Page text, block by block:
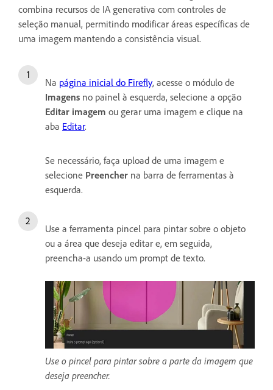
combina recursos de IA generativa com controles de
seleção manual, permitindo modificar áreas específicas de
uma imagem mantendo a consistência visual.
Na página inicial do Firefly, acesse o módulo de
Imagens no painel à esquerda, selecione a opção
Editar imagem ou gerar uma imagem e clique na
aba Editar.
Se necessário, faça upload de uma imagem e
selecione Preencher na barra de ferramentas à
esquerda.
Use a ferramenta pincel para pintar sobre o objeto
ou a área que deseja editar e, em seguida,
preencha-a usando um prompt de texto.
Use o pincel para pintar sobre a parte da imagem que
deseja preencher.